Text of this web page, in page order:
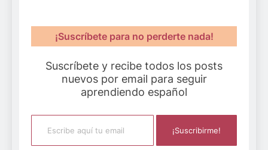
¡Suscríbete para no perderte nada!
Suscríbete y recibe todos los posts
nuevos por email para seguir
aprendiendo español
Escribe aquí tu email
¡Suscribirme!